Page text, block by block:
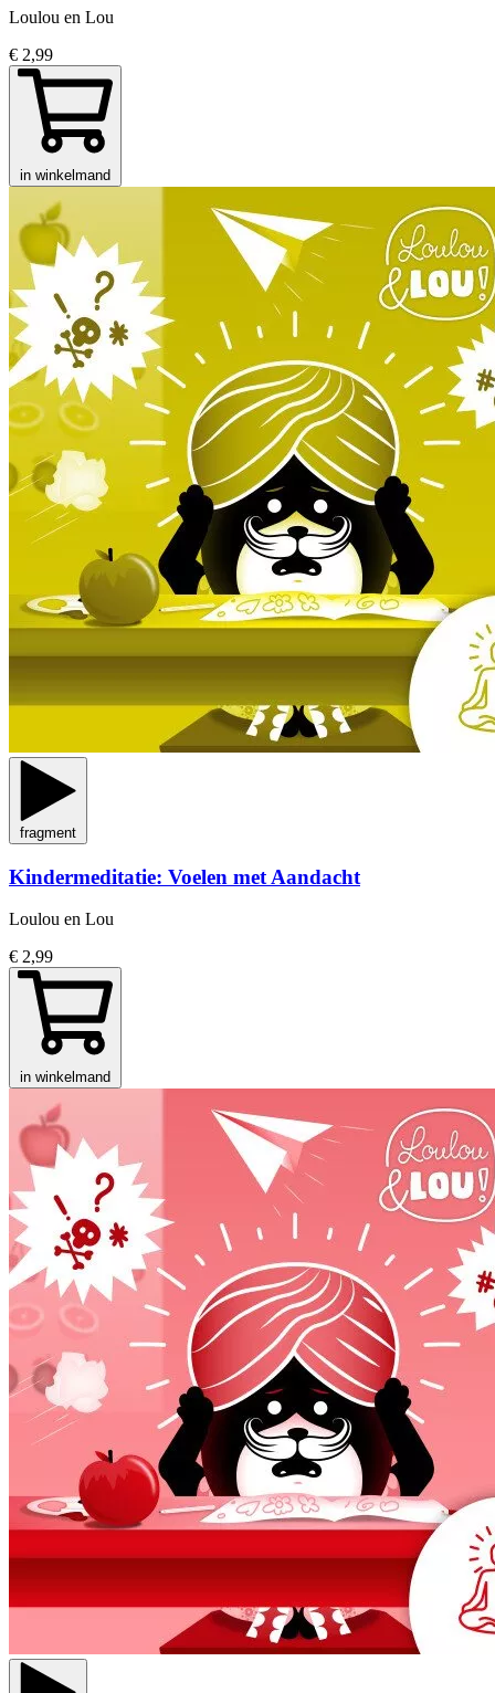
Loulou en Lou
€ 2,99
in winkelmand
fragment
Kindermeditatie: Voelen met Aandacht
Loulou en Lou
€ 2,99
in winkelmand